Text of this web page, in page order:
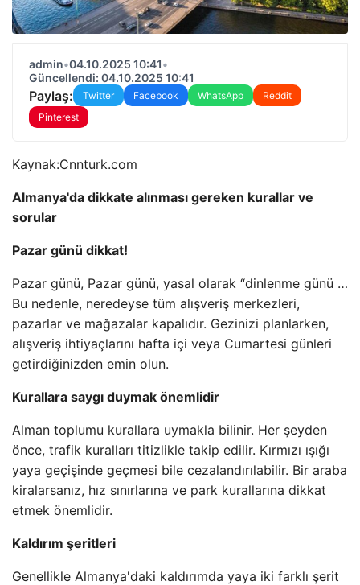
admin•04.10.2025 10:41•
Güncellendi: 04.10.2025 10:41
Paylaş: Twitter Facebook WhatsApp
Reddit
Pinterest
Kaynak:Cnnturk.com
Almanya'da dikkate alınması gereken kurallar ve
sorular
Pazar günü dikkat!
Pazar günü, Pazar günü, yasal olarak “dinlenme günü …
Bu nedenle, neredeyse tüm alışveriş merkezleri,
pazarlar ve mağazalar kapalıdır. Gezinizi planlarken,
alışveriş ihtiyaçlarını hafta içi veya Cumartesi günleri
getirdiğinizden emin olun.
Kurallara saygı duymak önemlidir
Alman toplumu kurallara uymakla bilinir. Her şeyden
önce, trafik kuralları titizlikle takip edilir. Kırmızı ışığı
yaya geçişinde geçmesi bile cezalandırılabilir. Bir araba
kiralarsanız, hız sınırlarına ve park kurallarına dikkat
etmek önemlidir.
Kaldırım şeritleri
Genellikle Almanya'daki kaldırımda yaya iki farklı şerit